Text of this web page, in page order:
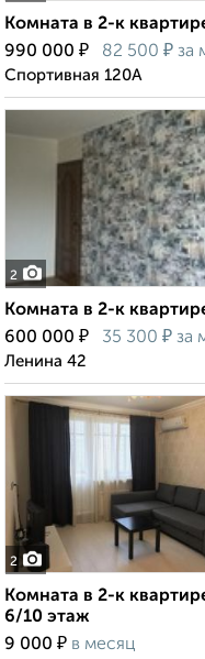
Комната в 2-к
990 000 ₽ 82 500 ₽ за
Спортивная 120А
2
Комната в 2-к
600 000 ₽ 35 300 ₽ за
Ленина 42
2
Комната в 2-к
6/10 этаж
9 000 ₽ в месяц